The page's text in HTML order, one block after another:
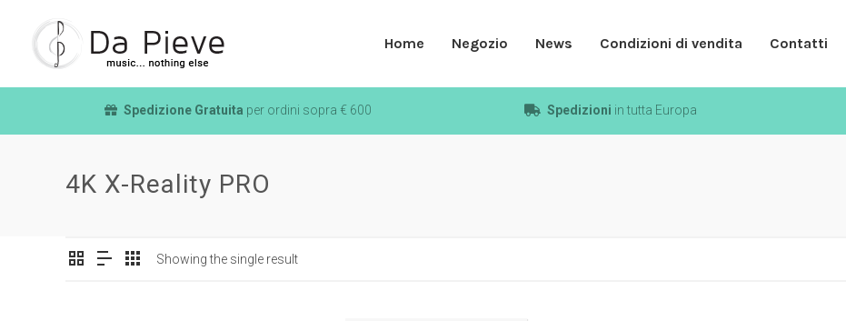
Home Negozio News Condizioni di vendita Contatti
Spedizione Gratuita per ordini sopra € 600 Spedizioni in tutta Europa
4K X-Reality PRO
Showing the single result